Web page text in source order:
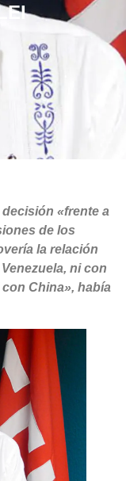
«frente a
de los
la relación
ni con
China», había